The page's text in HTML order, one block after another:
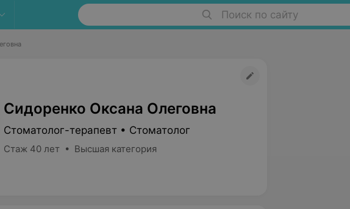
Поиск по сайту
Сидоренко Оксана Олеговна
Стоматолог-терапевт • Стоматолог
Стаж 40 лет • Высшая категория